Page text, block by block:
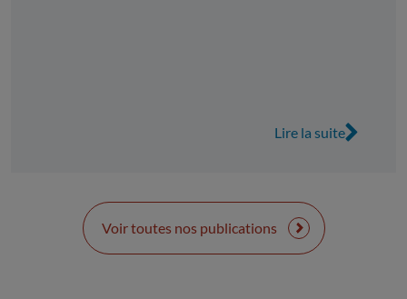
de compétences, les modifications comptables et les
fine une stabilité relative, voire une légère érosion.
La dépendance aux ressources nationales et la perte
partielle d’autonomie fiscale rendent les finances
Lire la suite
Voir toutes nos publications